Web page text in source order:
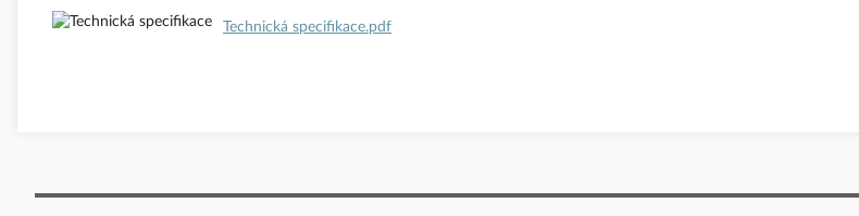
Technická specifikace.pdf